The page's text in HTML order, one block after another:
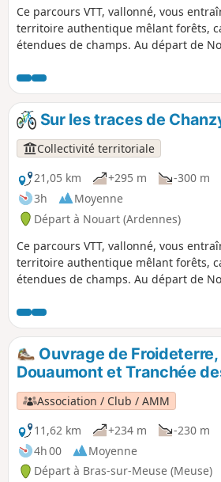
Ce parcours VTT, vallonné, vous
territoire authentique mêlant forêts,
étendues de champs. Au départ de
hameaux : Tailly, Barricourt, les Petites
Forgettes, Les Tuileries... où se
bâtisses en pierre, témoins du
rythmé et varié, idéal pour les
nature, de relief et de découvertes
Sur les traces de
Collectivité territoriale
21,05 km
+295 m
-300 m
3h
Moyenne
Départ à Nouart (Ardennes)
Ce parcours VTT, vallonné, vous
territoire authentique mêlant forêts,
étendues de champs. Au départ de
hameaux : Tailly, Barricourt, les Petites
Forgettes, Les Tuileries, Rémonville...
remarquables bâtisses en pierre,
local. Un sentier rythmé et varié, idéal
VTT en quête de nature, de relief et
historiques.
Ouvrage de
Douaumont et Tranchée
Association / Club / AMM
11,62 km
+234 m
-230 m
4h 00
Moyenne
Départ à Bras-sur-Meuse (Meuse)